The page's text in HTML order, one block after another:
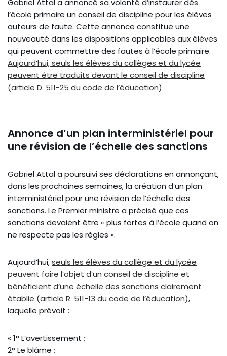
Gabriel Attal a annoncé sa volonté d’instaurer dès
l’école primaire un conseil de discipline pour les élèves
auteurs de faute. Cette annonce constitue une
nouveauté dans les dispositions applicables aux élèves
qui peuvent commettre des fautes à l’école primaire.
Aujourd’hui, seuls les élèves du collèges et du lycée
peuvent être traduits devant le conseil de discipline
(article D. 511-25 du code de l’éducation).
Annonce d’un plan interministériel pour
une révision de l’échelle des sanctions
Gabriel Attal a poursuivi ses déclarations en annonçant,
dans les prochaines semaines, la création d’un plan
interministériel pour une révision de l’échelle des
sanctions. Le Premier ministre a précisé que ces
sanctions devaient être « plus fortes à l’école quand on
ne respecte pas les règles ».
Aujourd’hui,seuls les élèves du collège et du lycée
peuvent faire l’objet d’un conseil de discipline et
bénéficient d’une échelle des sanctions clairement
établie (article R. 511-13 du code de l’éducation),
laquelle prévoit :
« 1° L’avertissement ;
2° Le blâme ;